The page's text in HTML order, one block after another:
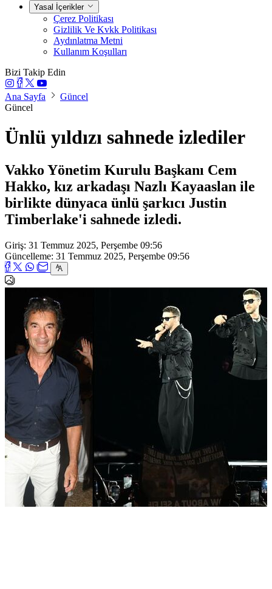
Yasal İçerikler
Çerez Politikası
Gizlilik Ve Kvkk Politikası
Aydınlatma Metni
Kullanım Koşulları
Bizi Takip Edin
Ana Sayfa
Güncel
Güncel
Ünlü yıldızı sahnede izlediler
Vakko Yönetim Kurulu Başkanı Cem
Hakko, kız arkadaşı Nazlı Kayaaslan ile
birlikte dünyaca ünlü şarkıcı Justin
Timberlake'i sahnede izledi.
Giriş: 31 Temmuz 2025, Perşembe 09:56
Güncelleme: 31 Temmuz 2025, Perşembe 09:56